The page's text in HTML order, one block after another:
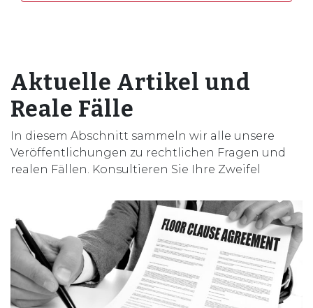
Aktuelle Artikel und
Reale Fälle
In diesem Abschnitt sammeln wir alle unsere
Veröffentlichungen zu rechtlichen Fragen und
realen Fällen. Konsultieren Sie Ihre Zweifel